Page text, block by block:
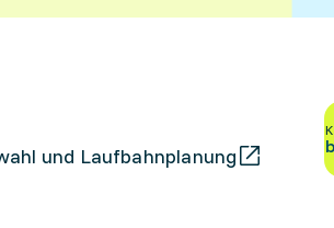
und Laufbahnplanung